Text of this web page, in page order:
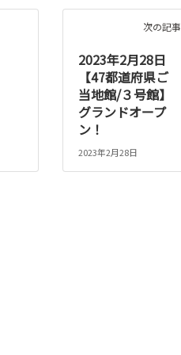
次の記事
2023年2月28日
【47都道府県ご
当地館/３号館】
グランドオープ
ン！
2023年2月28日